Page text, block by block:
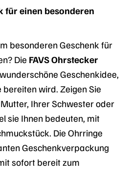
für einen besonderen
besonderen Geschenk für
Die FAVS Ohrstecker
Geschenkidee,
wird. Zeigen Sie
Ihrer Schwester oder
sie Ihnen bedeuten, mit
Die Ohrringe
Geschenkverpackung
sofort bereit zum